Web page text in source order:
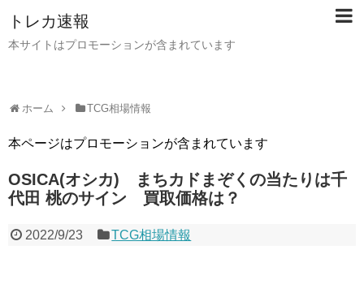
トレカ速報
本サイトはプロモーションが含まれています
ホーム TCG相場情報
本ページはプロモーションが含まれています
OSICA(オシカ) まちカドまぞくの当たりは千
代田 桃のサイン 買取価格は？
2022/9/23 TCG相場情報